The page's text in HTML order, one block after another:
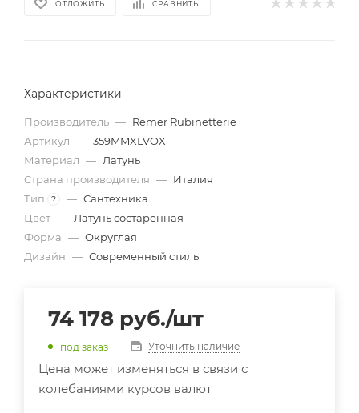
ОТЛОЖИТЬ СРАВНИТЬ
Характеристики
Производитель — Remer Rubinetterie
Артикул — 359MMXLVOX
Материал — Латунь
Страна производителя — Италия
Тип
? — Сантехника
Цвет — Латунь состаренная
Форма — Округлая
Дизайн — Современный стиль
74 178 руб./шт
под заказ Уточнить наличие
Цена может изменяться в связи с
колебаниями курсов валют